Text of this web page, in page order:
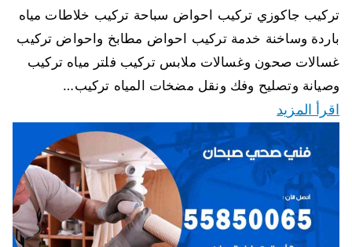
تركيب جاكوزي تركيب احواض سباحة تركيب خلاطات مياه
باردة وساخنة خدمة تركيب احواض مطابخ واحواض تركيب
غسالات صحون وغسالات ملابس تركيب فلتر مياه تركيب
وصيانة وتصليح وفك ونقل مضخات المياه تركيب…
اقرأ المزيد